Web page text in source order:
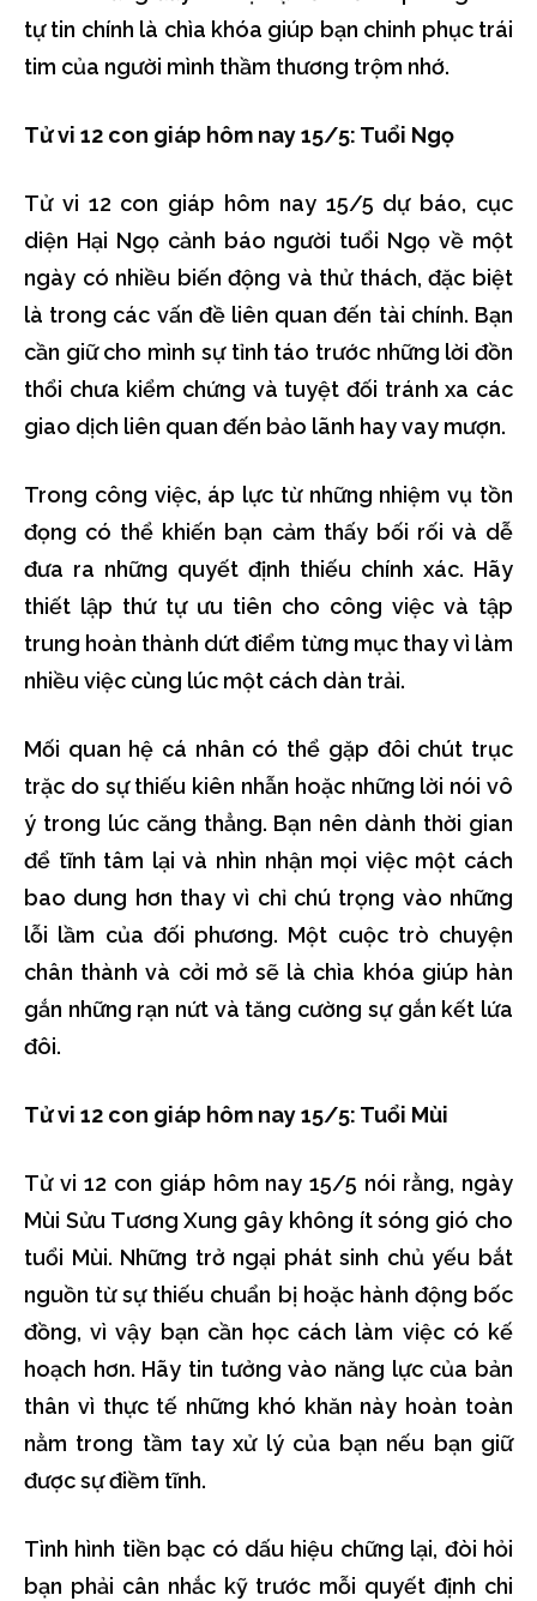
tự tin chính là chìa khóa giúp bạn chinh phục trái
tim của người mình thầm thương trộm nhớ.
Tử vi 12 con giáp hôm nay 15/5: Tuổi Ngọ
Tử vi 12 con giáp hôm nay 15/5 dự báo, cục
diện Hại Ngọ cảnh báo người tuổi Ngọ về một
ngày có nhiều biến động và thử thách, đặc biệt
là trong các vấn đề liên quan đến tài chính. Bạn
cần giữ cho mình sự tỉnh táo trước những lời đồn
thổi chưa kiểm chứng và tuyệt đối tránh xa các
giao dịch liên quan đến bảo lãnh hay vay mượn.
Trong công việc, áp lực từ những nhiệm vụ tồn
đọng có thể khiến bạn cảm thấy bối rối và dễ
đưa ra những quyết định thiếu chính xác. Hãy
thiết lập thứ tự ưu tiên cho công việc và tập
trung hoàn thành dứt điểm từng mục thay vì làm
nhiều việc cùng lúc một cách dàn trải.
Mối quan hệ cá nhân có thể gặp đôi chút trục
trặc do sự thiếu kiên nhẫn hoặc những lời nói vô
ý trong lúc căng thẳng. Bạn nên dành thời gian
để tĩnh tâm lại và nhìn nhận mọi việc một cách
bao dung hơn thay vì chỉ chú trọng vào những
lỗi lầm của đối phương. Một cuộc trò chuyện
chân thành và cởi mở sẽ là chìa khóa giúp hàn
gắn những rạn nứt và tăng cường sự gắn kết lứa
đôi.
Tử vi 12 con giáp hôm nay 15/5: Tuổi Mùi
Tử vi 12 con giáp hôm nay 15/5 nói rằng, ngày
Mùi Sửu Tương Xung gây không ít sóng gió cho
tuổi Mùi. Những trở ngại phát sinh chủ yếu bắt
nguồn từ sự thiếu chuẩn bị hoặc hành động bốc
đồng, vì vậy bạn cần học cách làm việc có kế
hoạch hơn. Hãy tin tưởng vào năng lực của bản
thân vì thực tế những khó khăn này hoàn toàn
nằm trong tầm tay xử lý của bạn nếu bạn giữ
được sự điềm tĩnh.
Tình hình tiền bạc có dấu hiệu chững lại, đòi hỏi
bạn phải cân nhắc kỹ trước mỗi quyết định chi